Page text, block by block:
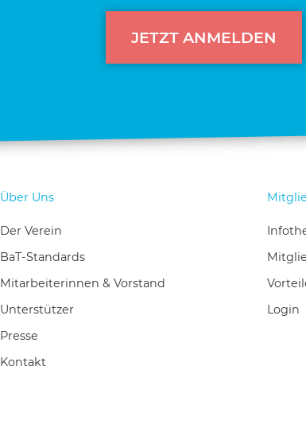
JETZT ANMELDEN
Über Uns
Der Verein
BaT-Standards
Mitarbeiterinnen & Vorstand
Unterstützer
Presse
Kontakt
Login